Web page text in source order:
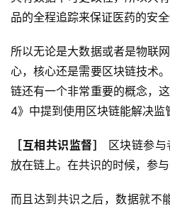
品的全程追踪来保证医药的安全
所以无论是大数据或者是物联
心，核心还是需要区块链技术
链还有一个非常重要的概念，
4》中提到使用区块链能解决监
［互相共识监督］
区块链参
放在链上。在共识的时候，参
而且达到共识之后，数据就不